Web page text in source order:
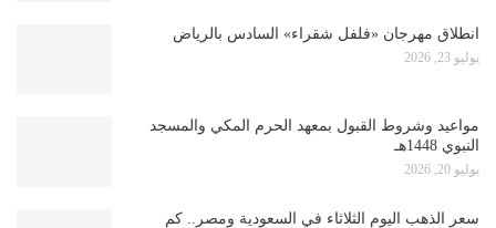
انطلاق مهرجان «فلفل شقراء» السادس بالرياض
يوليو 23, 2026
مواعيد وشروط القبول بمعهد الحرم المكي والمسجد
النبوي 1448هـ
يوليو 20, 2026
سعر الذهب اليوم الثلاثاء في السعودية ومصر.. كم